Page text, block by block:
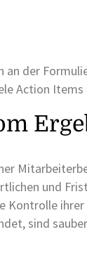
der
Action
und
sind